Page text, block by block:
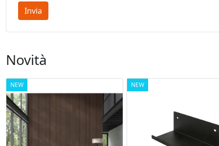
Invia
Novità
NEW NEW